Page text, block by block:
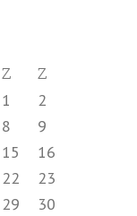
Z Z
1
2
8
9
15
16
22
23
29
30